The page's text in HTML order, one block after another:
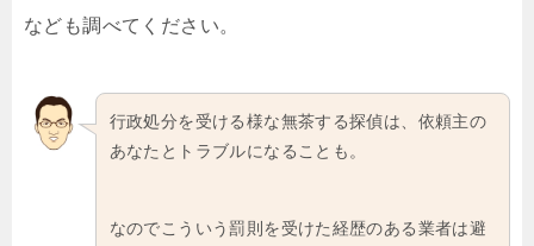
なども調べてください。
行政処分を受ける様な無茶する探偵は、依頼主の
あなたとトラブルになることも。
なのでこういう罰則を受けた経歴のある業者は避